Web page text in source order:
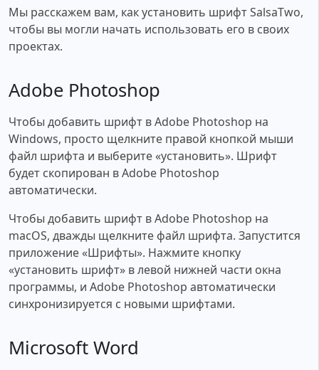
Мы расскажем вам, как установить шрифт SalsaTwo,
чтобы вы могли начать использовать его в своих
проектах.
Adobe Photoshop
Чтобы добавить шрифт в Adobe Photoshop на
Windows, просто щелкните правой кнопкой мыши
файл шрифта и выберите «установить». Шрифт
будет скопирован в Adobe Photoshop
автоматически.
Чтобы добавить шрифт в Adobe Photoshop на
macOS, дважды щелкните файл шрифта. Запустится
приложение «Шрифты». Нажмите кнопку
«установить шрифт» в левой нижней части окна
программы, и Adobe Photoshop автоматически
синхронизируется с новыми шрифтами.
Microsoft Word